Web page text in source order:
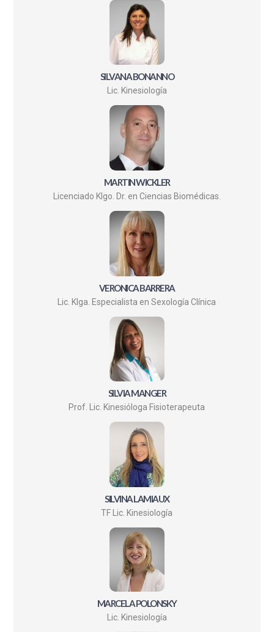
SILVANA BONANNO
Lic. Kinesiología
MARTIN WICKLER
Licenciado Klgo. Dr. en Ciencias Biomédicas.
VERONICA BARRERA
Lic. Klga. Especialista en Sexología Clínica
SILVIA MANGER
Prof. Lic. Kinesióloga Fisioterapeuta
SILVINA LAMIAUX
TF Lic. Kinesiología
MARCELA POLONSKY
Lic. Kinesiología